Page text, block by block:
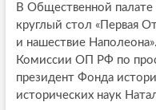
В Общественной палате
круглый стол «Первая
и нашествие
Комиссии ОП РФ по
президент Фонда
исторических наук